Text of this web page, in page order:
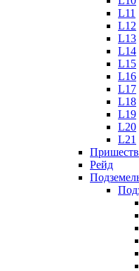
L11
L12
L13
L14
L15
L16
L17
L18
L19
L20
L21
Рейд